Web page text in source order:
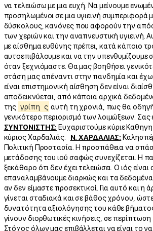
να τελειώσω με μια ευχή. Να μείνουμε
προσηλωμένοι σε μια υγιεινή συμπεριφορά
δύσκολους, κανόνες που αφορούν την
των χεριών και την αναπνευστική υγιεινή.
με αίσθημα ευθύνης πρέπει, κατά κάποιο
αυτοεπιβάλουμε και να την υπενθυμίζουμε
όταν ξεχνιόμαστε. Θα μας βοηθήσει
στάση μας απέναντι στην πανδημία και
είναι επιστημονική αίσθηση δεν είναι
αποδεικνύεται, από κάποια αρχικά
της γρίπη ς αυτή τη χρονιά, πως θα
γενικότερο περιορισμό των λοιμώξεων. Σας
ΣΥΝΤΟΝΙΣΤΗΣ: Ευχαριστούμε κύριε
κύριος Χαρδαλιάς. Ν. ΧΑΡΔΑΛΙΑΣ:
Πολιτική Προστασία. Η προσπάθεια να
μετάδοσης του ιού σαφώς συνεχίζεται. Η
ξεκάθαρο ότι δεν έχει τελειώσει. Ο ιός
επαναλαμβάνουμε διαρκώς και τα
αν δεν είμαστε προσεκτικοί. Για αυτό και η
γίνεται σταδιακά και σε βάθος χρόνου,
δυνατότητα αξιολόγησης του κάθε
γίνουν διορθωτικές κινήσεις, σε περίπτωση
Στόχος όλων μας επιβάλλεται να είναι το